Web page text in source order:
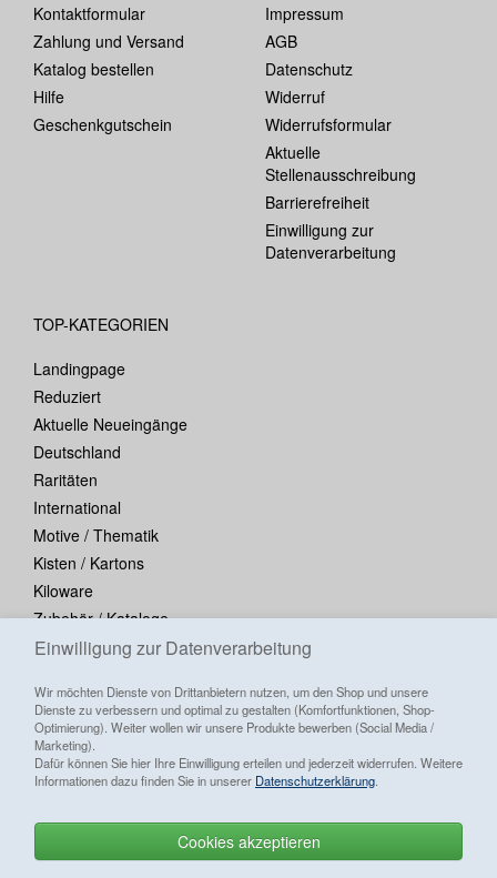
Einwilligung zur Datenverarbeitung
Wir möchten Dienste von Drittanbietern nutzen, um den Shop und unsere
Dienste zu verbessern und optimal zu gestalten (Komfortfunktionen, Shop-
Optimierung). Weiter wollen wir unsere Produkte bewerben (Social Media /
Marketing).
Dafür können Sie hier Ihre Einwilligung erteilen und jederzeit widerrufen. Weitere
Informationen dazu finden Sie in unserer Datenschutzerklärung
Cookies akzeptieren
Kontaktformular
Zahlung und Versand
Katalog bestellen
Hilfe
Geschenkgutschein
Impressum
AGB
Datenschutz
Widerruf
Widerrufsformular
Aktuelle
Stellenausschreibung
Barrierefreiheit
Einwilligung zur
Datenverarbeitung
TOP-KATEGORIEN
Landingpage
Reduziert
Aktuelle Neueingänge
Deutschland
Raritäten
International
Motive / Thematik
Kisten / Kartons
Kiloware
Zubehör / Kataloge
Blocks / Kleinbogen
Alle Preise inkl. ges. MwSt./ zzgl.Versandkosten